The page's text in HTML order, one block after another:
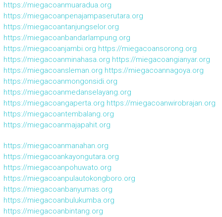
https://miegacoanmuaradua.org
https://miegacoanpenajampaserutara.org
https://miegacoantanjungselor.org
https://miegacoanbandarlampung.org
https://miegacoanjambi.org https://miegacoansorong.org
https://miegacoanminahasa.org https://miegacoangianyar.org
https://miegacoansleman.org https://miegacoannagoya.org
https://miegacoanmongonsidi.org
https://miegacoanmedanselayang.org
https://miegacoangaperta.org https://miegacoanwirobrajan.org
https://miegacoantembalang.org
https://miegacoanmajapahit.org
https://miegacoanmanahan.org
https://miegacoankayongutara.org
https://miegacoanpohuwato.org
https://miegacoanpulautokongboro.org
https://miegacoanbanyumas.org
https://miegacoanbulukumba.org
https://miegacoanbintang.org